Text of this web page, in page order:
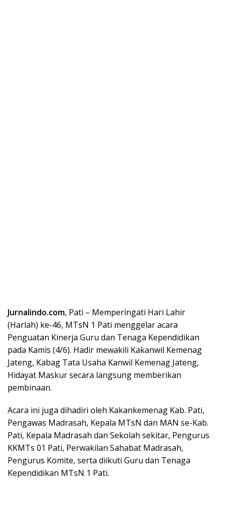
Jurnalindo.com, Pati – Memperingati Hari Lahir
(Harlah) ke-46, MTsN 1 Pati menggelar acara
Penguatan Kinerja Guru dan Tenaga Kependidikan
pada Kamis (4/6). Hadir mewakili Kakanwil Kemenag
Jateng, Kabag Tata Usaha Kanwil Kemenag Jateng,
Hidayat Maskur secara langsung memberikan
pembinaan.
Acara ini juga dihadiri oleh Kakankemenag Kab. Pati,
Pengawas Madrasah, Kepala MTsN dan MAN se-Kab.
Pati, Kepala Madrasah dan Sekolah sekitar, Pengurus
KKMTs 01 Pati, Perwakilan Sahabat Madrasah,
Pengurus Komite, serta diikuti Guru dan Tenaga
Kependidikan MTsN 1 Pati.